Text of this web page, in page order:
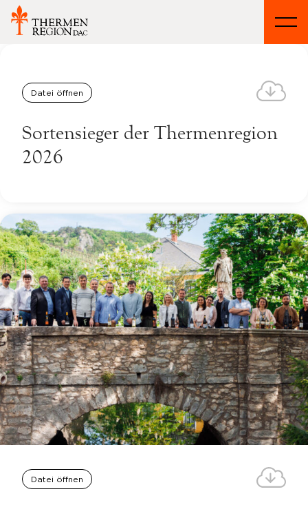
Datei öffnen
Sortensieger der Thermenregion
2026
Datei öffnen